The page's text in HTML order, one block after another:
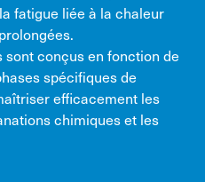
fatigue liée à la chaleur
conçus en fonction de
spécifiques de
efficacement les
chimiques et les